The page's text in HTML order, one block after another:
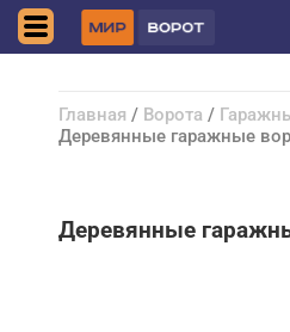
Главная / Ворота /
Деревянные гаражные
Деревянные